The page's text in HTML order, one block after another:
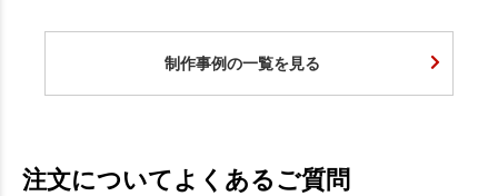
制作事例の一覧を見る
注文についてよくあるご質問